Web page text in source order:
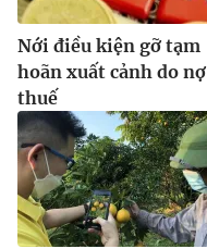
Nới điều kiện gỡ tạm
hoãn xuất cảnh do nợ
thuế